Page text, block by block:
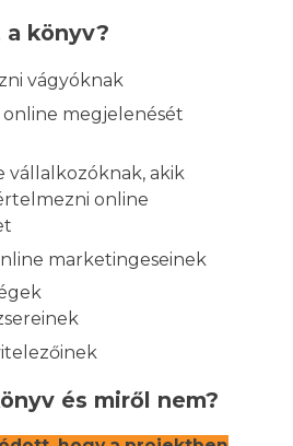
könyv?
vágyóknak
megjelenését
vállalkozóknak, akik
online
marketingeseinek
és miről nem?